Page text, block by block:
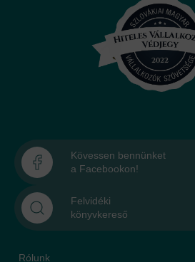
Kövessen bennünket
a Facebookon!
Felvidéki
könyvkereső
Rólunk